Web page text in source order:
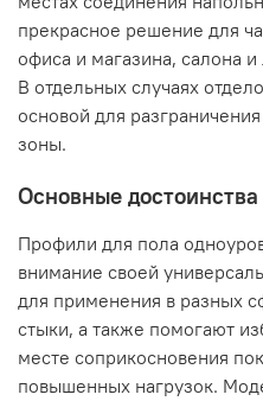
прекрасное решение для
офиса и магазина, салона
В отдельных случаях
основой для
зоны.
Основные
Профили для пола
внимание своей
для применения в разных
стыки, а также помогают
месте соприкосновения
повышенных нагрузок.